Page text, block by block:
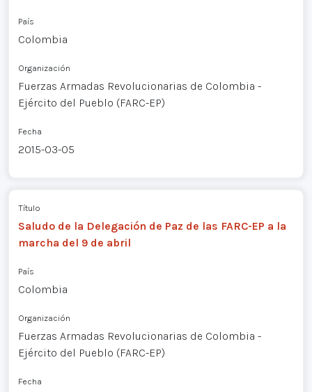
País
Colombia
Organización
Fuerzas Armadas Revolucionarias de Colombia -
Ejército del Pueblo (FARC-EP)
Fecha
2015-03-05
Título
Saludo de la Delegación de Paz de las FARC-EP a la
marcha del 9 de abril
País
Colombia
Organización
Fuerzas Armadas Revolucionarias de Colombia -
Ejército del Pueblo (FARC-EP)
Fecha